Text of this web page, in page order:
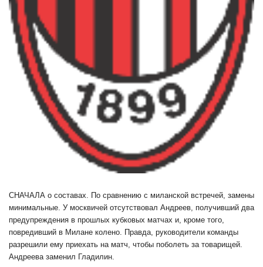
СНАЧАЛА о составах. По сравнению с миланской встречей, замены
минимальные. У москвичей отсутствовал Андреев, получивший два
предупреждения в прошлых кубковых матчах и, кроме того,
повредивший в Милане колено. Правда, руководители команды
разрешили ему приехать на матч, чтобы поболеть за товарищей.
Андреева заменил Гладилин.